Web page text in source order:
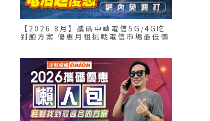
【2026.8月】攜碼中華電信5G/4G吃
到飽方案 優惠月租挑戰電信市場最低價